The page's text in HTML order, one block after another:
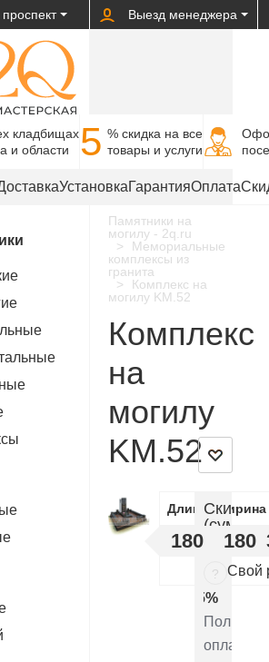
Выезд менеджера
кладбищах
и области
5 % cкидка на все
товары и услуги
УстановкаГарантияОплата
Памятники на
могилу - 2q.ru
Мемориальные
комплексы из
гранита
Комплекс на
могилу KM.52
Комплекс
на
могилу
KM.52
ДлиннаШирина
180 180
Свой
Скидки
:
?
5%
Полная
оплата